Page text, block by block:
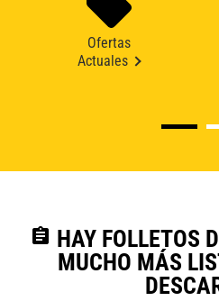
Ofertas
Actuales
assignment HAY FOLLETOS
MUCHO MÁS